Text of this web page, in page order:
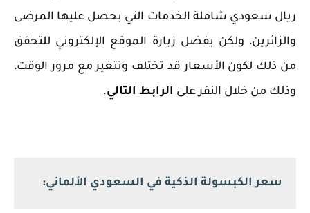
ريال سعودي شاملة الخدمات التي يحصل عليها المرضى
والزائرين، ولكن يفضل زيارة الموقع الإلكتروني للتحقق
من ذلك لكون الأسعار قد تختلف وتتغير مع مرور الوقت،
وذلك من خلال النقر على الرابط التالي.
سعر الكبسولة الذكية في السعودي الألماني: